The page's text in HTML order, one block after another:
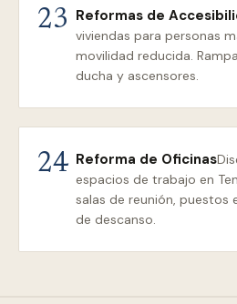
23 Reformas de
viviendas para personas
movilidad reducida.
ducha y ascensores.
24 Reforma de Oficinas
espacios de trabajo en
salas de reunión, puestos
de descanso.